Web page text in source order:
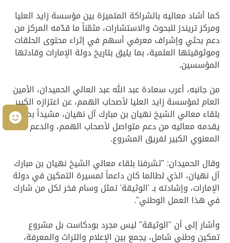
كما أشاد معاليه بالشراكة المتميزة بين مؤسسة زايد العليا
ومركز تريندز للبحوث والاستشارات، مثمّناً ما قدّمه المركز من
دعم بحثي وإشراف معرفي أسهم في إثراء محتوى الحلقات
وموثوقيتها العلمية، بما يليق بتاريخ دولة الإمارات وقادتها
المؤسسين.
من جانبه، أعرب سعادة عبد الله عبد العالي الحميدان، الأمين
العام لمؤسسة زايد العليا لأصحاب الهمم، عن اعتزازه الكبير
بلقاء معالي الشيخ نهيان بن مبارك آل نهيان، مشيداً بما
يقدمه معاليه من دعم متواصل لأصحاب الهمم، والدعم
المعنوي الكبير لفريق المشروع.
وقال الحميدان: "تشرفنا بلقاء معالي الشيخ نهيان بن مبارك
آل نهيان، الذي لطالما كان داعماً لمسيرة التمكين في دولة
الإمارات، وإشادته بـ 'الوثيقة' تمثل وسام فخر لكل من شارك
في هذا العمل الوطني".
وأشار إلى أن "الوثيقة" ليس مجرد بودكاست بل مشروع
تمكين وطني شامل، يجمع بين الإعلام والتراث والمعرفة،